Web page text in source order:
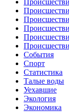
События
Спорт
Статистика
Талые воды
Уехавшие
Экология
Экономика